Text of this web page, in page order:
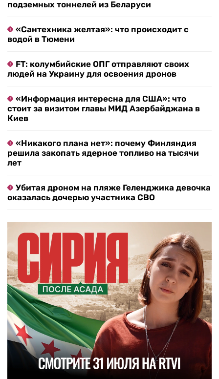
подземных тоннелей из Беларуси
«Сантехника желтая»: что происходит с
водой в Тюмени
FT: колумбийские ОПГ отправляют своих
людей на Украину для освоения дронов
«Информация интересна для США»: что
стоит за визитом главы МИД Азербайджана в
Киев
«Никакого плана нет»: почему Финляндия
решила закопать ядерное топливо на тысячи
лет
Убитая дроном на пляже Геленджика девочка
оказалась дочерью участника СВО